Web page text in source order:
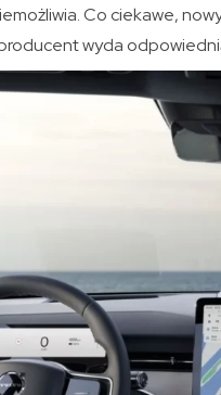
Co ciekawe,
wyda